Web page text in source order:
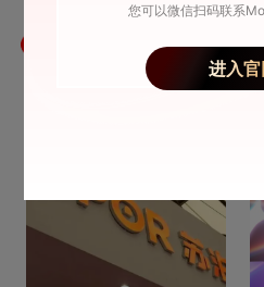
您可以微信扫码联系
进入官